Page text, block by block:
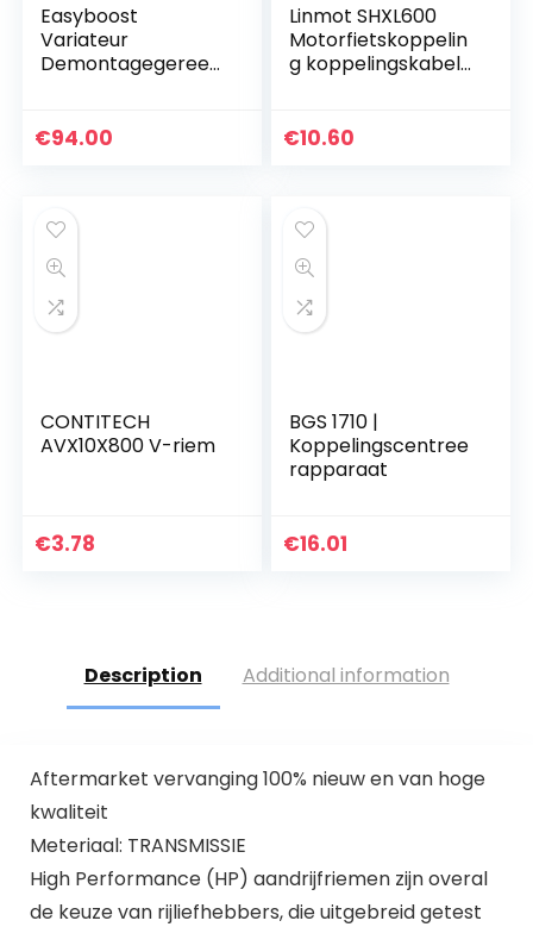
Easyboost
Variateur
Demontagegereed
Koppeling voor
€94.00
Linmot SHXL600
Motorfietskoppelin
g koppelingskabel
Bowdenkabel,
€10.60
CONTITECH
AVX10X800 V-riem
€3.78
BGS 1710 |
Koppelingscentree
rapparaat
€16.01
Description Additional information
Aftermarket vervanging 100% nieuw en van hoge
kwaliteit
Meteriaal: TRANSMISSIE
High Performance (HP) aandrijfriemen zijn overal
de keuze van rijliefhebbers, die uitgebreid getest